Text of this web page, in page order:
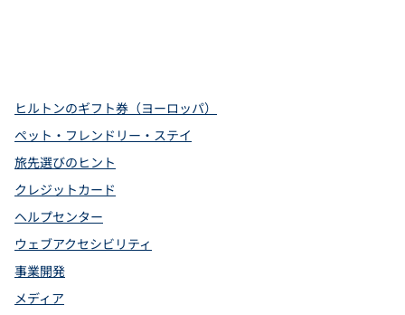
ヒルトンのギフト券（ヨーロッパ）
ペット・フレンドリー・ステイ
旅先選びのヒント
クレジットカード
ヘルプセンター
ウェブアクセシビリティ
事業開発
メディア